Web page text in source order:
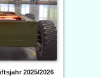
2025/2026